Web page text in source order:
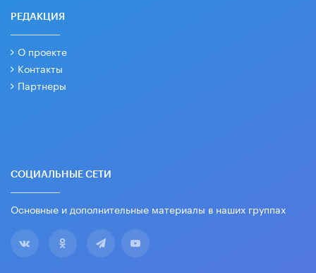
РЕДАКЦИЯ
О проекте
Контакты
Партнеры
СОЦИАЛЬНЫЕ СЕТИ
Основные и дополнительные материалы в наших группах